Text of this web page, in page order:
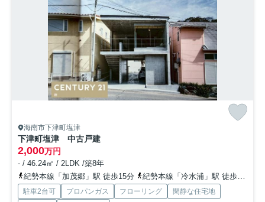
海南市下津町塩津
下津町塩津 中古戸建
2,000万円
- / 46.24㎡ / 2LDK /築8年
紀勢本線「加茂郷」駅 徒歩15分
紀勢本線「冷水浦」駅 徒歩47分
駐車2台可 プロパンガス フローリング
閑静な住宅地